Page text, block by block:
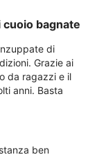
bagnate
di
Grazie ai
da ragazzi e il
anni. Basta
ben